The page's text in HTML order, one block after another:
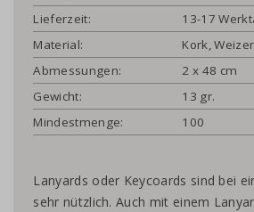
Lieferzeit:
13-17
Material:
Kork,
Abmessungen:
2 x 48 cm
Gewicht:
13 gr.
Mindestmenge:
100
Lanyards oder Keycoards sind bei
sehr nützlich. Auch mit einem